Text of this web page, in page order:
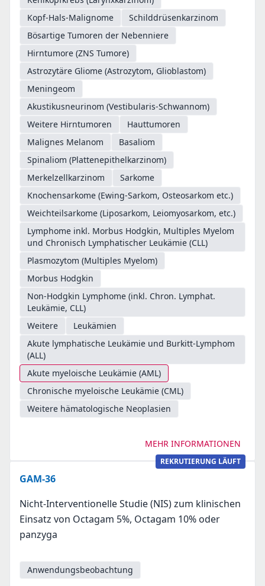
Kopf-Hals-Malignome
Schilddrüsenkarzinom
Bösartige Tumoren der Nebenniere
Hirntumore (ZNS Tumore)
Astrozytäre Gliome (Astrozytom, Glioblastom)
Meningeom
Akustikusneurinom (Vestibularis-Schwannom)
Weitere Hirntumoren
Hauttumoren
Malignes Melanom
Basaliom
Spinaliom (Plattenepithelkarzinom)
Merkelzellkarzinom
Sarkome
Knochensarkome (Ewing-Sarkom, Osteosarkom etc.)
Weichteilsarkome (Liposarkom, Leiomyosarkom, etc.)
Lymphome inkl. Morbus Hodgkin, Multiples Myelom
und Chronisch Lymphatischer Leukämie (CLL)
Plasmozytom (Multiples Myelom)
Morbus Hodgkin
Non-Hodgkin Lymphome (inkl. Chron. Lymphat.
Leukämie, CLL)
Weitere
Leukämien
Akute lymphatische Leukämie und Burkitt-Lymphom
(ALL)
Akute myeloische Leukämie (AML)
Chronische myeloische Leukämie (CML)
Weitere hämatologische Neoplasien
MEHR INFORMATIONEN
REKRUTIERUNG LÄUFT
GAM-36
Nicht-Interventionelle Studie (NIS) zum klinischen
Einsatz von Octagam 5%, Octagam 10% oder
panzyga
Anwendungsbeobachtung